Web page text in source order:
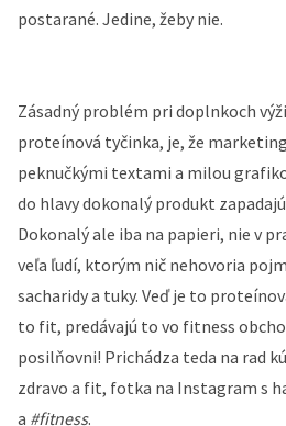
postarané. Jedine, žeby nie.
Zásadný problém pri doplnkoch
proteínová tyčinka, je, že
peknučkými textami a milou
do hlavy dokonalý produkt
Dokonalý ale iba na papieri, nie v
veľa ľudí, ktorým nič nehovoria
sacharidy a tuky. Veď je to
to fit, predávajú to vo fitness
posilňovni! Prichádza teda na rad
zdravo a fit, fotka na Instagram s
a #fitness.